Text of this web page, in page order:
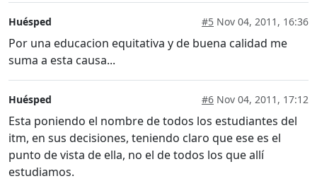
Huésped #5 Nov 04, 2011, 16:36
Por una educacion equitativa y de buena calidad me
suma a esta causa...
Huésped #6 Nov 04, 2011, 17:12
Esta poniendo el nombre de todos los estudiantes del
itm, en sus decisiones, teniendo claro que ese es el
punto de vista de ella, no el de todos los que allí
estudiamos.